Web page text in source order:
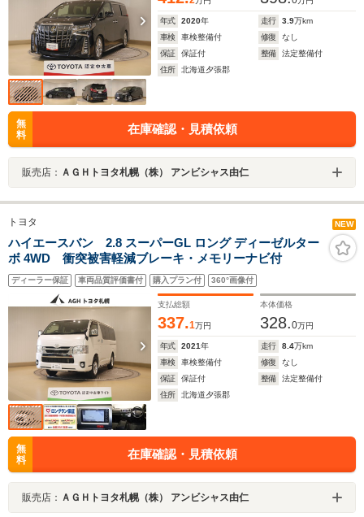
年式 2020年 走行 3.9万km
車検
車検整備付 修復
なし
保証
保証付 整備
法定整備付
住所
北海道夕張郡
無
料
在庫確認・見積依頼
販売店： ＡＧＨトヨタ札幌（株） アンビシャス由仁
トヨタ NEW
ハイエースバン 2.8 スーパーGL ロング ディーゼルター
ボ 4WD 衝突被害軽減ブレーキ・メモリーナビ付
ディーラー保証 車両品質評価書付 購入プラン付 360°画像付
支払総額
337.1万円
本体価格
328.0万円
年式 2021年 走行 8.4万km
車検
車検整備付 修復
なし
保証
保証付 整備
法定整備付
住所
北海道夕張郡
無
料
在庫確認・見積依頼
販売店： ＡＧＨトヨタ札幌（株） アンビシャス由仁